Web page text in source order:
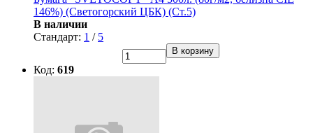
146%) (Светогорский ЦБК) (Ст.5)
В наличии
Стандарт: 1 / 5
В корзину
Код: 619